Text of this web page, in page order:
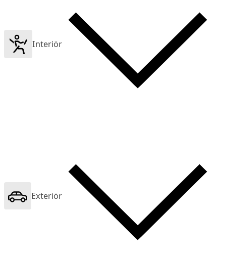
Interiör
Exteriör